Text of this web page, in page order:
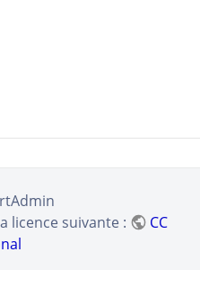
licence suivante :
CC